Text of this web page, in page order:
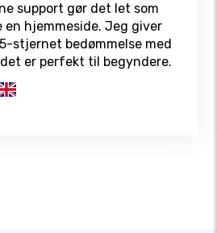
support gør det let som
en hjemmeside. Jeg giver
stjernet bedømmelse med
er perfekt til begyndere.